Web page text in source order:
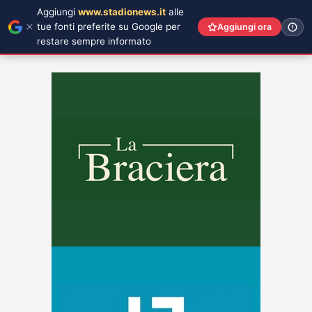
Aggiungi www.stadionews.it alle
tue fonti preferite su Google per
restare sempre informato
Aggiungi ora